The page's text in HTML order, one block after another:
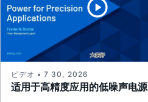
适用于高精度应用的低噪声电源
ビデオ • 7 30, 2026